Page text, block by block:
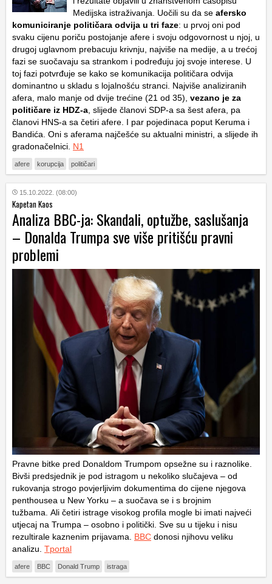
Medijska istraživanja. Uočili su da se afersko
komuniciranje političara odvija u tri faze: u prvoj oni pod
svaku cijenu poriču postojanje afere i svoju odgovornost u njoj, u
drugoj uglavnom prebacuju krivnju, najviše na medije, a u trećoj
fazi se suočavaju sa strankom i podređuju joj svoje interese. U
toj fazi potvrđuje se kako se komunikacija političara odvija
dominantno u skladu s lojalnošću stranci. Najviše analiziranih
afera, malo manje od dvije trećine (21 od 35), vezano je za
političare iz HDZ-a, slijede članovi SDP-a sa šest afera, pa
članovi HNS-a sa četiri afere. I par pojedinaca poput Keruma i
Bandića. Oni s aferama najčešće su aktualni ministri, a slijede ih
gradonačelnici. N1
afere korupcija političari
15.10.2022. (08:00)
Kapetan Kaos
Analiza BBC-ja: Skandali, optužbe, saslušanja
– Donalda Trumpa sve više pritišću pravni
problemi
Pravne bitke pred Donaldom Trumpom opsežne su i raznolike.
Bivši predsjednik je pod istragom u nekoliko slučajeva – od
rukovanja strogo povjerljivim dokumentima do cijene njegova
penthousea u New Yorku – a suočava se i s brojnim
tužbama. Ali četiri istrage visokog profila mogle bi imati najveći
utjecaj na Trumpa – osobno i politički. Sve su u tijeku i nisu
rezultirale kaznenim prijavama. BBC donosi njihovu veliku
analizu. Tportal
afere BBC Donald Trump istraga